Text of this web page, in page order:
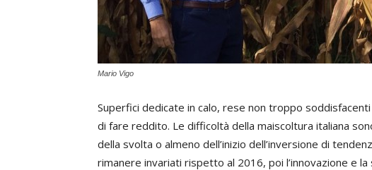
Mario Vigo
Superfici dedicate in calo, rese non troppo
di fare reddito. Le difficoltà della maiscoltura italiana
della svolta o almeno dell’inizio dell’inversione di
rimanere invariati rispetto al 2016, poi l’innovazione e